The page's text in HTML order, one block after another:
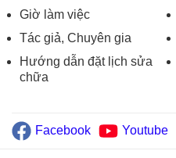
Giờ làm việc
Tác giả, Chuyên gia
Hướng dẫn đặt lịch sửa
chữa
Facebook Youtube